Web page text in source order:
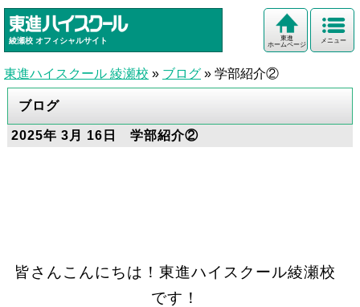
綾瀬校 オフィシャルサイト メニュー
東進
ホームページ
東進ハイスクール 綾瀬校 » ブログ » 学部紹介②
ブログ
2025年 3月 16日 学部紹介②
皆さんこんにちは！東進ハイスクール綾瀬校
です！